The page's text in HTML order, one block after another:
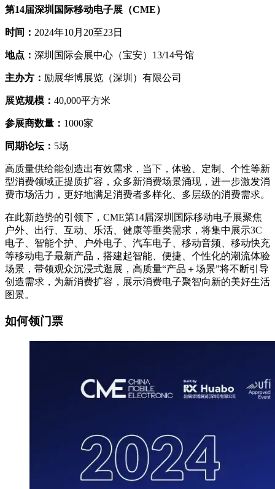
第14届深圳国际移动电子展（CME）
时间： 2024年10月20至23日
地点： 深圳国际会展中心（宝安）13/14号馆
主办方： 励展华博展览（深圳）有限公司
展览规模： 40,000平方米
参展商数量： 1000家
同期论坛： 5场
高质量供给能创造出有效需求，当下，体验、定制、个性等新
型消费领域正提质扩容，众多新消费场景涌现，进一步激发消
费市场活力，更好地满足消费者多样化、多层级的消费需求。
在此新趋势的引领下，CME第14届深圳国际移动电子展聚焦
户外、出行、互动、乐活、健康等垂类需求，将集中展示3C
电子、智能个护、户外电子、汽车电子、移动音频、移动快充
等移动电子最新产品，搭建起智能、便捷、个性化的潮流体验
场景，带领观众沉浸式逛展，高质量“产品＋场景”将不断引导
创造需求，为新消费扩容，展示消费电子聚智向新的美好生活
图景。
如何领门票